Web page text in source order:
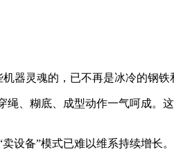
器灵魂的，已不再是冰冷的钢铁
、糊底、成型动作一气呵成。
设备”模式已难以维系持续增长。